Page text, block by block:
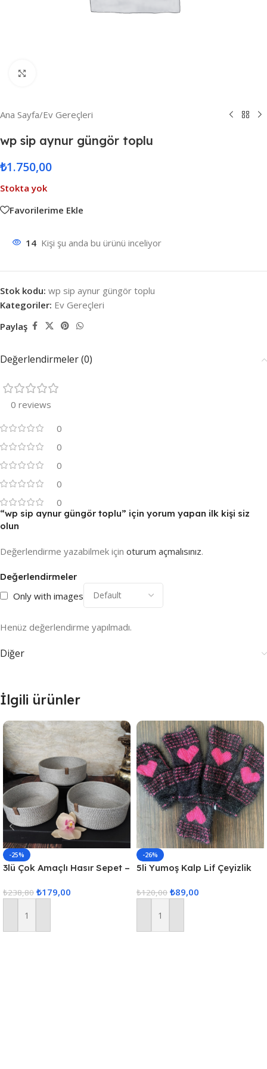
Ana Sayfa/Ev Gereçleri
wp sip aynur güngör toplu
₺1.750,00
Stokta yok
Favorilerime Ekle
14 Kişi şu anda bu ürünü inceliyor
Stok kodu: wp sip aynur güngör toplu
Kategoriler: Ev Gereçleri
Paylaş
Değerlendirmeler (0)
0 reviews
0
0
0
0
0
Değerlendirmeler
Only with images
Henüz değerlendirme yapılmadı.
“wp sip aynur güngör toplu” için yorum yapan ilk kişi siz
olun
Değerlendirme yazabilmek için oturum açmalısınız.
Diğer
İlgili ürünler
-25%
3lü Çok Amaçlı Hasır Sepet –
₺238,80 ₺179,00
Sepete Ekle
-26%
5li Yumoş Kalp Lif Çeyizlik
₺120,00 ₺89,00
Sepete Ekle